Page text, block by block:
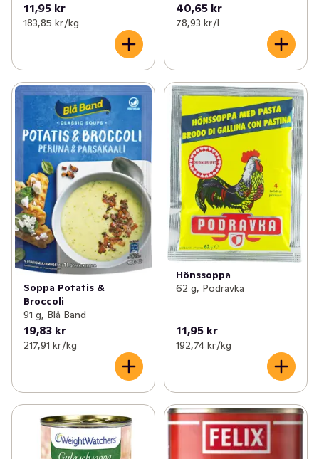
11,95 kr
183,85 kr /kg
40,65 kr
78,93 kr /l
Soppa Potatis &
Broccoli
91 g, Blå Band
19,83 kr
217,91 kr /kg
Hönssoppa
62 g, Podravka
11,95 kr
192,74 kr /kg